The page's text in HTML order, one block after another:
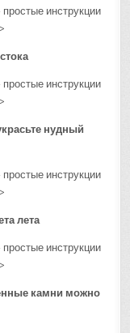
нудный
лета
камни можно